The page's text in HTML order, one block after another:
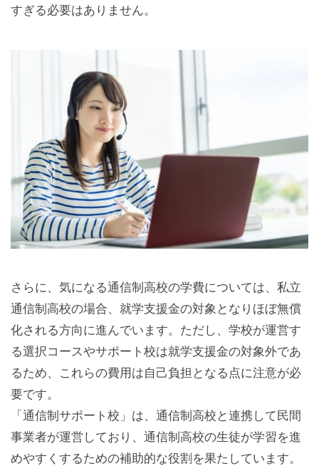
すぎる必要はありません。
さらに、気になる通信制高校の学費については、私立
通信制高校の場合、就学支援金の対象となりほぼ無償
化される方向に進んでいます。ただし、学校が運営す
る選択コースやサポート校は就学支援金の対象外であ
るため、これらの費用は自己負担となる点に注意が必
要です。
「通信制サポート校」は、通信制高校と連携して民間
事業者が運営しており、通信制高校の生徒が学習を進
めやすくするための補助的な役割を果たしています。